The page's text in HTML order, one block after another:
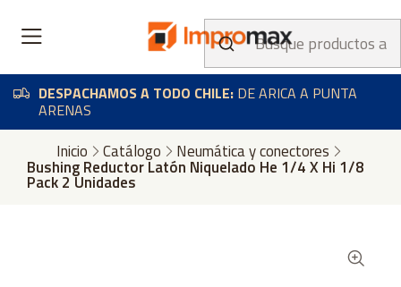
DESPACHAMOS A TODO CHILE: DE ARICA A PUNTA
ARENAS
Inicio Catálogo Neumática y conectores
Bushing Reductor Latón Niquelado He 1/4 X Hi 1/8
Pack 2 Unidades